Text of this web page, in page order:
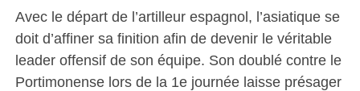
Avec le départ de l’artilleur espagnol, l’asiatique se
doit d’affiner sa finition afin de devenir le véritable
leader offensif de son équipe. Son doublé contre le
Portimonense lors de la 1e journée laisse présager